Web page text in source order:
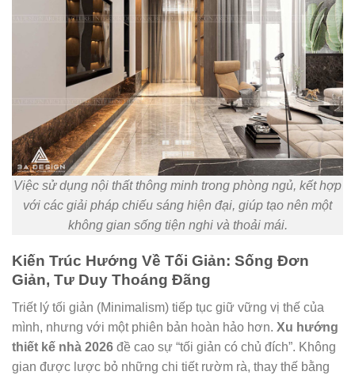
Việc sử dụng nội thất thông minh trong phòng ngủ, kết hợp
với các giải pháp chiếu sáng hiện đại, giúp tạo nên một
không gian sống tiện nghi và thoải mái.
Kiến Trúc Hướng Về Tối Giản: Sống Đơn
Giản, Tư Duy Thoáng Đãng
Triết lý tối giản (Minimalism) tiếp tục giữ vững vị thế của
mình, nhưng với một phiên bản hoàn hảo hơn. Xu hướng
thiết kế nhà 2026 đề cao sự “tối giản có chủ đích”. Không
gian được lược bỏ những chi tiết rườm rà, thay thế bằng